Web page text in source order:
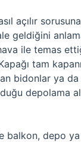
açılır
geldiğini
ile temas
tam
bidonlar ya da
depolama
balkon, depo